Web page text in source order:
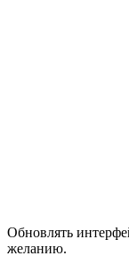
Обновлять
желанию.